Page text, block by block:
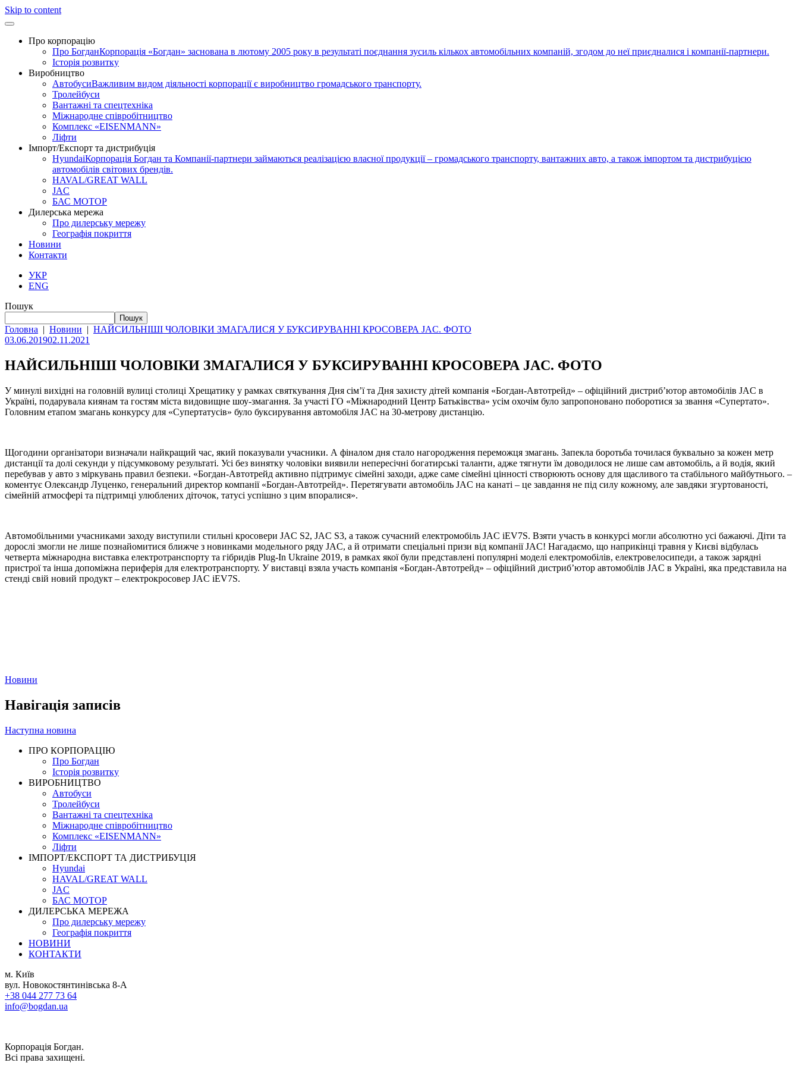
Skip to content
Про корпорацію
Про БогданКорпорація «Богдан» заснована в лютому 2005 року в результаті поєднання зусиль кількох автомобільних компаній, згодом до неї приєдналися і компанії-партнери.
Історія розвитку
Виробництво
АвтобусиВажливим видом діяльності корпорації є виробництво громадського транспорту.
Тролейбуси
Вантажні та спецтехніка
Міжнародне співробітництво
Комплекс «EISENMANN»
Ліфти
Імпорт/Експорт та дистрибуція
HyundaiКорпорація Богдан та Компанії-партнери займаються реалізацією власної продукції – громадського транспорту, вантажних авто, а також імпортом та дистрибуцією
автомобілів світових брендів.
HAVAL/GREAT WALL
JAC
БАС МОТОР
Дилерська мережа
Про дилерську мережу
Географія покриття
Новини
Контакти
УКР
ENG
Пошук
Пошук
Головна | Новини | НАЙСИЛЬНІШІ ЧОЛОВІКИ ЗМАГАЛИСЯ У БУКСИРУВАННІ КРОСОВЕРА JAC. ФОТО
03.06.201902.11.2021
НАЙСИЛЬНІШІ ЧОЛОВІКИ ЗМАГАЛИСЯ У БУКСИРУВАННІ КРОСОВЕРА JAC. ФОТО
У минулі вихідні на головній вулиці столиці Хрещатику у рамках святкування Дня сім’ї та Дня захисту дітей компанія «Богдан-Автотрейд» – офіційний дистриб’ютор автомобілів JAC в
Україні, подарувала киянам та гостям міста видовищне шоу-змагання. За участі ГО «Міжнародний Центр Батьківства» усім охочім було запропоновано поборотися за звання «Супертато».
Головним етапом змагань конкурсу для «Супертатусів» було буксирування автомобіля JAC на 30-метрову дистанцію.
Щогодини організатори визначали найкращий час, який показували учасники. А фіналом дня стало нагородження переможця змагань. Запекла боротьба точилася буквально за кожен метр
дистанції та долі секунди у підсумковому результаті. Усі без винятку чоловіки виявили непересічні богатирські таланти, адже тягнути їм доводилося не лише сам автомобіль, а й водія, який
перебував у авто з міркувань правил безпеки. «Богдан-Автотрейд активно підтримує сімейні заходи, адже саме сімейні цінності створюють основу для щасливого та стабільного майбутнього. –
коментує Олександр Луценко, генеральний директор компанії «Богдан-Автотрейд». Перетягувати автомобіль JAC на канаті – це завдання не під силу кожному, але завдяки згуртованості,
сімейній атмосфері та підтримці улюблених діточок, татусі успішно з цим впоралися».
Автомобільними учасниками заходу виступили стильні кросовери JAC S2, JAC S3, а також сучасний електромобіль JAC iEV7S. Взяти участь в конкурсі могли абсолютно усі бажаючі. Діти та
дорослі змогли не лише познайомитися ближче з новинками модельного ряду JAC, а й отримати спеціальні призи від компанії JAC! Нагадаємо, що наприкінці травня у Києві відбулась
четверта міжнародна виставка електротранспорту та гібридів Plug-In Ukraine 2019, в рамках якої були представлені популярні моделі електромобілів, електровелосипеди, а також зарядні
пристрої та інша допоміжна периферія для електротранспорту. У виставці взяла участь компанія «Богдан-Автотрейд» – офіційний дистриб’ютор автомобілів JAC в Україні, яка представила на
стенді свій новий продукт – електрокросовер JAC iEV7S.
Новини
Навігація записів
Наступна новина
ПРО КОРПОРАЦІЮ
Про Богдан
Історія розвитку
ВИРОБНИЦТВО
Автобуси
Тролейбуси
Вантажні та спецтехніка
Міжнародне співробітництво
Комплекс «EISENMANN»
Ліфти
ІМПОРТ/ЕКСПОРТ ТА ДИСТРИБУЦІЯ
Hyundai
HAVAL/GREAT WALL
JAC
БАС МОТОР
ДИЛЕРСЬКА МЕРЕЖА
Про дилерську мережу
Географія покриття
НОВИНИ
КОНТАКТИ
м. Київ
вул. Новокостянтинівська 8-А
+38 044 277 73 64
info@bogdan.ua
Корпорація Богдан.
Всі права захищені.